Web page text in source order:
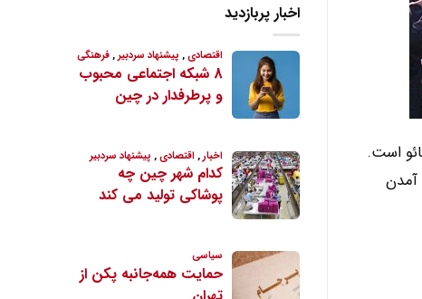
یائو است.
آمدن
اخبار پربازدید